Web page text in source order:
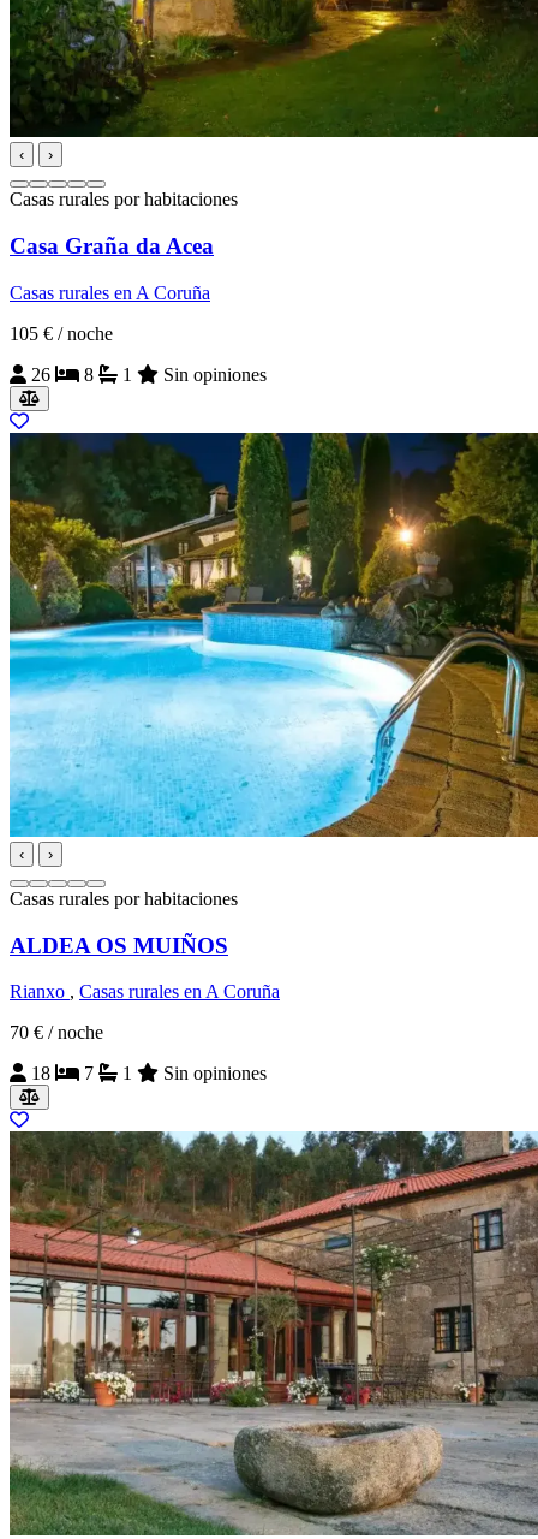
‹ ›
Casas rurales por habitaciones
Casa Graña da Acea
Casas rurales en A Coruña
105 € / noche
26
8 1 Sin opiniones
‹ ›
Casas rurales por habitaciones
ALDEA OS MUIÑOS
Rianxo , Casas rurales en A Coruña
70 € / noche
18
7 1 Sin opiniones